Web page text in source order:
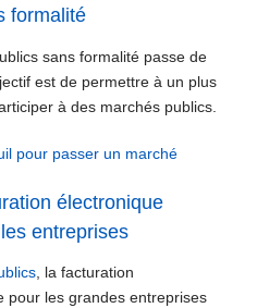
formalité
sans formalité passe de
est de permettre à un plus
à des marchés publics.
pour passer un marché
électronique
entreprises
, la facturation
pour les grandes entreprises